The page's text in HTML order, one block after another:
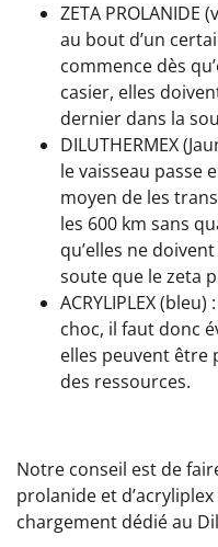
ZETA
au bout d’un
commence dès
casier, elles
dernier dans la
DILUTHERMEX
le vaisseau passe
moyen de les
les 600 km sans
qu’elles ne
soute que le zeta
ACRYLIPLEX
choc, il faut donc
elles peuvent être
des ressources.
Notre conseil est de
prolanide et
chargement dédié au